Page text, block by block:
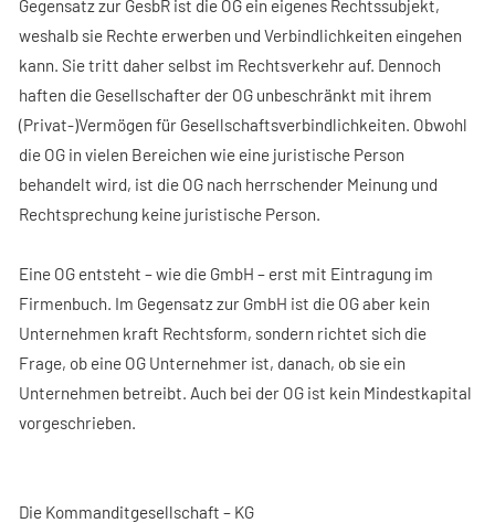
Gegensatz zur GesbR ist die OG ein eigenes Rechtssubjekt,
weshalb sie Rechte erwerben und Verbindlichkeiten eingehen
kann. Sie tritt daher selbst im Rechtsverkehr auf. Dennoch
haften die Gesellschafter der OG unbeschränkt mit ihrem
(Privat-)Vermögen für Gesellschaftsverbindlichkeiten. Obwohl
die OG in vielen Bereichen wie eine juristische Person
behandelt wird, ist die OG nach herrschender Meinung und
Rechtsprechung keine juristische Person.
Eine OG entsteht – wie die GmbH – erst mit Eintragung im
Firmenbuch. Im Gegensatz zur GmbH ist die OG aber kein
Unternehmen kraft Rechtsform, sondern richtet sich die
Frage, ob eine OG Unternehmer ist, danach, ob sie ein
Unternehmen betreibt. Auch bei der OG ist kein Mindestkapital
vorgeschrieben.
Die Kommanditgesellschaft – KG